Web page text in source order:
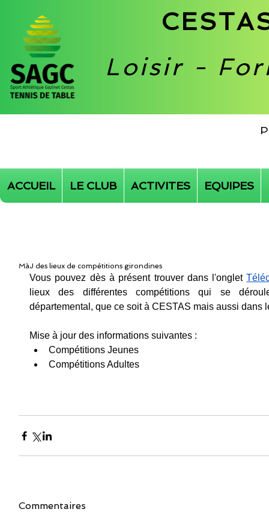
Loisir -
ACCUEIL LE CLUB ACTIVITES EQUIPES
MàJ des lieux de compétitions girondines
Vous pouvez dès à présent trouver dans l'onglet
lieux des différentes compétitions qui se
départemental, que ce soit à CESTAS mais aussi dans
Mise à jour des informations suivantes :
Compétitions Jeunes
Compétitions Adultes
Commentaires